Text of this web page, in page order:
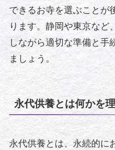
できるお寺を選ぶことが
ります。静岡や東京など
しながら適切な準備と手
ましょう。
永代供養とは何かを
永代供養とは、永続的に